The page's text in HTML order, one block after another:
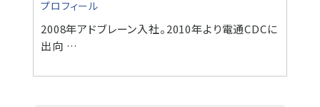
プロフィール
2008年アドブレーン入社。2010年より電通CDCに
出向 …